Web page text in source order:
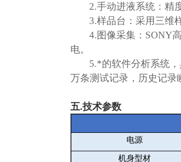
2.手动进液系统：精
3.样品台：采用三维
4.图像采集： SONY
电。
5.*的软件分析系统
万条测试记录，历史记录
五.技术参数
电源
机身型材